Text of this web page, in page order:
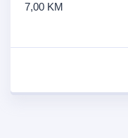
7,00 KM